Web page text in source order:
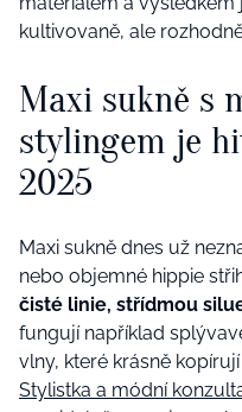
kultivovaně, ale
Maxi sukně s
stylingem je
2025
Maxi sukně dnes už
nebo objemné hippie
čisté linie, střídmou
fungují například
vlny, které krásně
Stylistka a módní